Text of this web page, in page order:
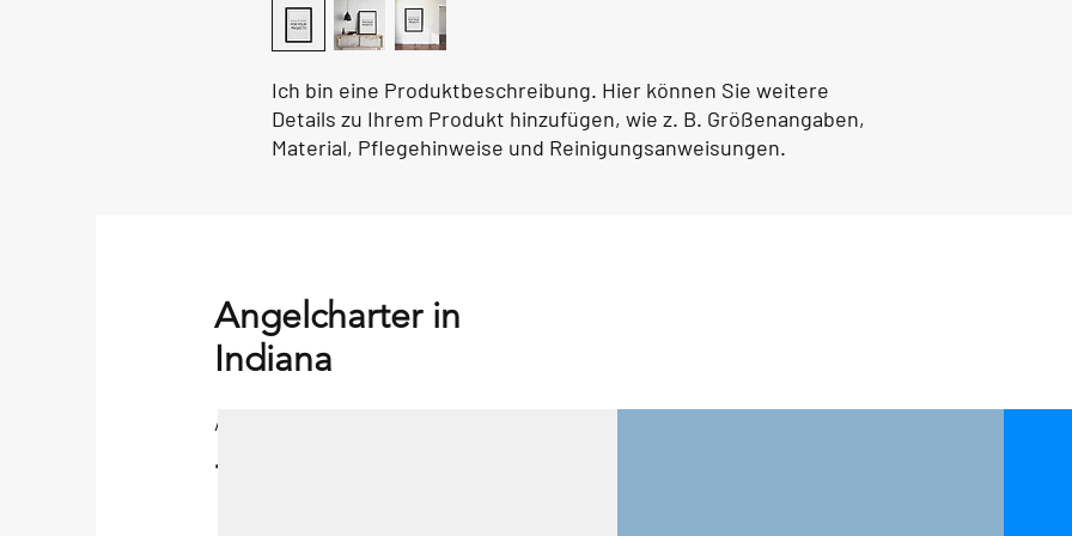
Ich bin eine Produktbeschreibung. Hier können Sie weitere
Details zu Ihrem Produkt hinzufügen, wie z. B. Größenangaben,
Material, Pflegehinweise und Reinigungsanweisungen.
Angelcharter in
Indiana
Angelcharter